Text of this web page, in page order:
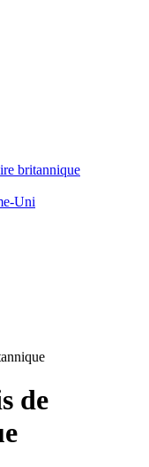
britannique
Uni
de